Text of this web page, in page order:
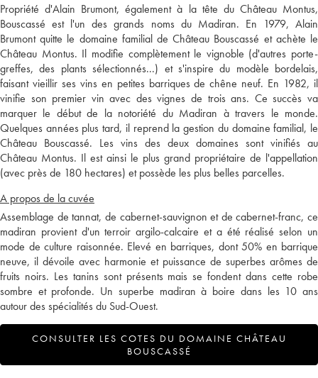
Propriété d'Alain Brumont, également à la tête du Château Montus,
Bouscassé est l'un des grands noms du Madiran. En 1979, Alain
Brumont quitte le domaine familial de Château Bouscassé et achète le
Château Montus. Il modifie complètement le vignoble (d'autres porte-
greffes, des plants sélectionnés...) et s'inspire du modèle bordelais,
faisant vieillir ses vins en petites barriques de chêne neuf. En 1982, il
vinifie son premier vin avec des vignes de trois ans. Ce succès va
marquer le début de la notoriété du Madiran à travers le monde.
Quelques années plus tard, il reprend la gestion du domaine familial, le
Château Bouscassé. Les vins des deux domaines sont vinifiés au
Château Montus. Il est ainsi le plus grand propriétaire de l'appellation
(avec près de 180 hectares) et possède les plus belles parcelles.
A propos de la cuvée
Assemblage de tannat, de cabernet-sauvignon et de cabernet-franc, ce
madiran provient d'un terroir argilo-calcaire et a été réalisé selon un
mode de culture raisonnée. Elevé en barriques, dont 50% en barrique
neuve, il dévoile avec harmonie et puissance de superbes arômes de
fruits noirs. Les tanins sont présents mais se fondent dans cette robe
sombre et profonde. Un superbe madiran à boire dans les 10 ans
autour des spécialités du Sud-Ouest.
CONSULTER LES COTES DU DOMAINE CHÂTEAU
BOUSCASSÉ